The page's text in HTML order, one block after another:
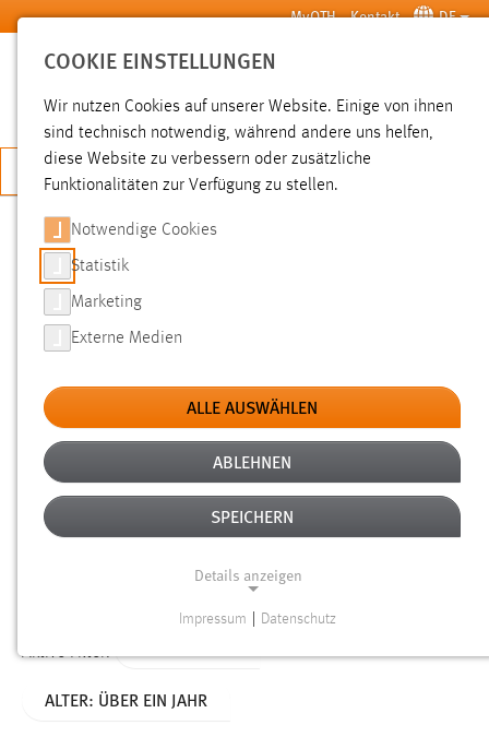
Zum Hauptinhalt springen MyOTH Kontakt DE
SUCHE
JETZT BEWERBEN
SUCHE
FILTER
Typ
Erstellungsdatum
Alter
Aktive Filter:
ALTER: ÜBER EIN JAHR
COOKIE EINSTELLUNGEN
Wir nutzen Cookies auf unserer Website. Einige von ihnen
sind technisch notwendig, während andere uns helfen,
diese Website zu verbessern oder zusätzliche
Funktionalitäten zur Verfügung zu stellen.
Notwendige Cookies
Statistik
Marketing
Externe Medien
ALLE AUSWÄHLEN
ABLEHNEN
SPEICHERN
Details anzeigen
Funktionen und sind für die einwandfreie Funktion der
Impressum Datenschutz